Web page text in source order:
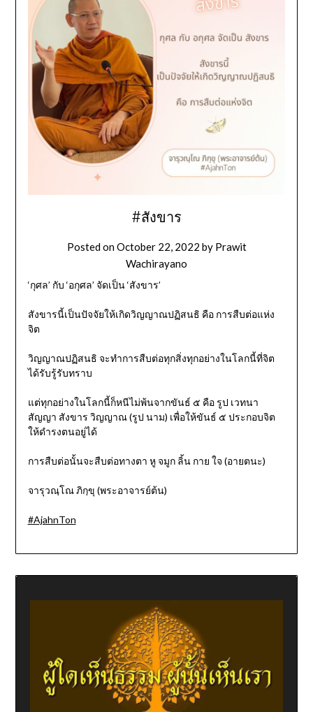
#สังขาร
Posted onOctober 22, 2022 by Prawit
Wachirayano
‘กุศล’ กับ ‘อกุศล’ จัดเป็น ‘สังขาร’
สังขารนี้เป็นปัจจัยให้เกิดวิญญาณปฏิสนธิ คือ การสืบต่อแห่ง
จิต
วิญญาณปฏิสนธิ จะทำการสืบต่อทุกสิ่งทุกอย่างในโลกนี้ที่จิต
ได้รับรู้รับทราบ
แต่ทุกอย่างในโลกนี้ก็หนีไม่พ้นจากขันธ์ ๕ คือ รูป เวทนา
สัญญา สังขาร วิญญาณ (รูป นาม) เพื่อให้ขันธ์ ๕ ประกอบจิต
ให้ดำรงตนอยู่ได้
การสืบต่อนั้นจะสืบต่อทางตา หู จมูก ลิ้น กาย ใจ (อายตนะ)
จารุวณฺโณ ภิกฺขุ (พระอาจารย์ต้น)
#AjahnTon